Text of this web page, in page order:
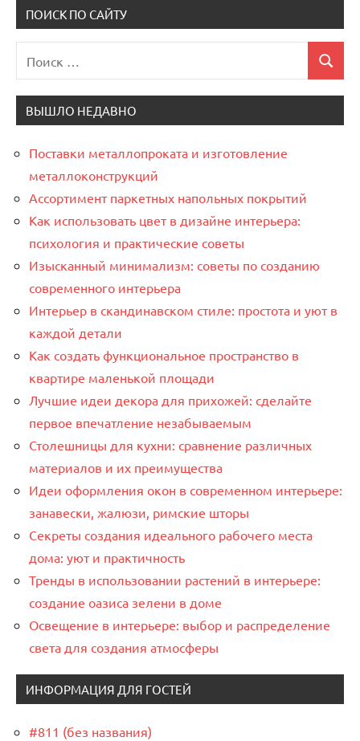
ПОИСК ПО САЙТУ
для:
Поиск
ВЫШЛО НЕДАВНО
Поставки металлопроката и изготовление
металлоконструкций
Ассортимент паркетных напольных покрытий
Как использовать цвет в дизайне интерьера:
психология и практические советы
Изысканный минимализм: советы по созданию
современного интерьера
Интерьер в скандинавском стиле: простота и уют в
каждой детали
Как создать функциональное пространство в
квартире маленькой площади
Лучшие идеи декора для прихожей: сделайте
первое впечатление незабываемым
Столешницы для кухни: сравнение различных
материалов и их преимущества
Идеи оформления окон в современном интерьере:
занавески, жалюзи, римские шторы
Секреты создания идеального рабочего места
дома: уют и практичность
Тренды в использовании растений в интерьере:
создание оазиса зелени в доме
Освещение в интерьере: выбор и распределение
света для создания атмосферы
ИНФОРМАЦИЯ ДЛЯ ГОСТЕЙ
#811 (без названия)